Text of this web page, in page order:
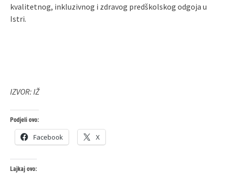
kvalitetnog, inkluzivnog i zdravog predškolskog odgoja u
Istri.
IZVOR: IŽ
Podjeli ovo:
Facebook X
Lajkaj ovo: